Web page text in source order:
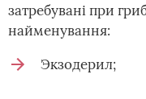
затребувані при
найменування:
Экзодерил;